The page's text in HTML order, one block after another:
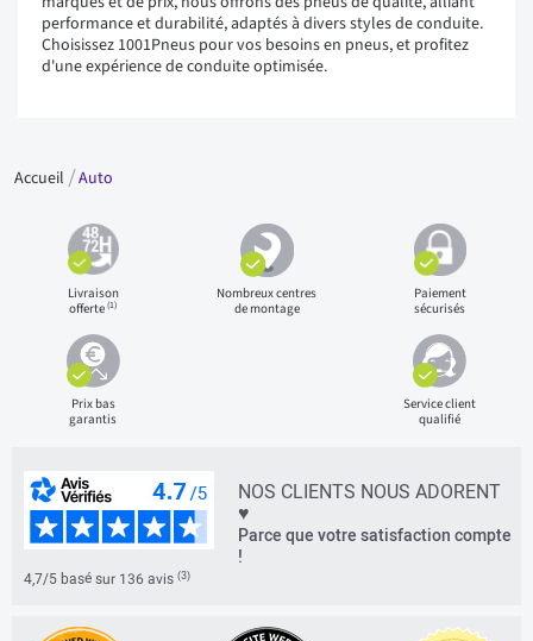
performance et durabilité, adaptés à divers styles de conduite.
Choisissez 1001Pneus pour vos besoins en pneus, et profitez
d'une expérience de conduite optimisée.
Accueil Auto
Livraison
offerte(1)
Nombreux centres
de montage
Paiement
sécurisés
Prix bas
garantis
Service client
qualifié
NOS CLIENTS NOUS ADORENT
♥
Parce que votre satisfaction compte
!
4,7/5 basé sur 136 avis (3)